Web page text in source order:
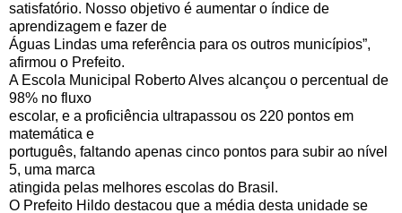
satisfatório. Nosso objetivo é aumentar o índice de
aprendizagem e fazer de
Águas Lindas uma referência para os outros municípios”,
afirmou o Prefeito.
A Escola Municipal Roberto Alves alcançou o percentual de
98% no fluxo
escolar, e a proficiência ultrapassou os 220 pontos em
matemática e
português, faltando apenas cinco pontos para subir ao nível
5, uma marca
atingida pelas melhores escolas do Brasil.
O Prefeito Hildo destacou que a média desta unidade se